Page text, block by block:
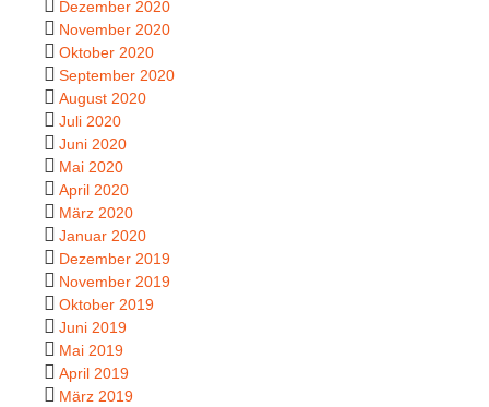
Dezember 2020
November 2020
Oktober 2020
September 2020
August 2020
Juli 2020
Juni 2020
Mai 2020
April 2020
März 2020
Januar 2020
Dezember 2019
November 2019
Oktober 2019
Juni 2019
Mai 2019
April 2019
März 2019